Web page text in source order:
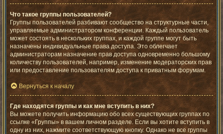
Что такое группы пользователей?
Группы пользователей разбивают сообщество на структурные части,
управляемые администратором конференции. Каждый пользователь
может состоять в нескольких группах, и каждой группе могут быть
назначены индивидуальные права доступа. Это облегчает
администраторам назначение прав доступа одновременно большому
количеству пользователей, например, изменение модераторских прав
или предоставление пользователям доступа к приватным форумам.
Вернуться к началу
Где находятся группы и как мне вступить в них?
Вы можете получить информацию обо всех существующих группах по
ссылке «Группы» в вашем личном разделе. Если вы хотите вступить в
одну из них, нажмите соответствующую кнопку. Однако не все группы